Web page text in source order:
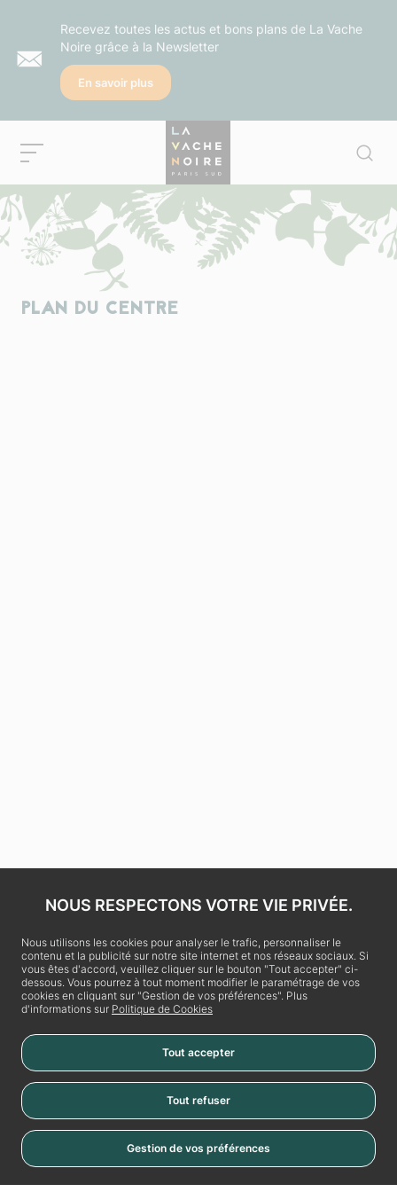
Recevez toutes les actus et bons plans de La Vache
Noire grâce à la Newsletter
En savoir plus
PLAN DU CENTRE
La Vache Noire
Place de la Vache Noire
RN20
94110 Arcueil
NOUS RESPECTONS VOTRE VIE PRIVÉE.
Nous utilisons les cookies pour analyser le trafic, personnaliser le
contenu et la publicité sur notre site internet et nos réseaux sociaux. Si
vous êtes d'accord, veuillez cliquer sur le bouton "Tout accepter" ci-
dessous. Vous pourrez à tout moment modifier le paramétrage de vos
cookies en cliquant sur "Gestion de vos préférences". Plus
d'informations sur Politique de Cookies
Tout accepter
Tout refuser
Gestion de vos préférences